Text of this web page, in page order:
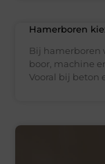
Hamerboren
Bij hamerboren
boor, machine
Vooral bij beton